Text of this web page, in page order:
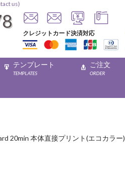
us)
クレジットカード決済対応
テンプレート
TEMPLATES
ご注文
ORDER
20min 本体直接プリント(エコカラー)